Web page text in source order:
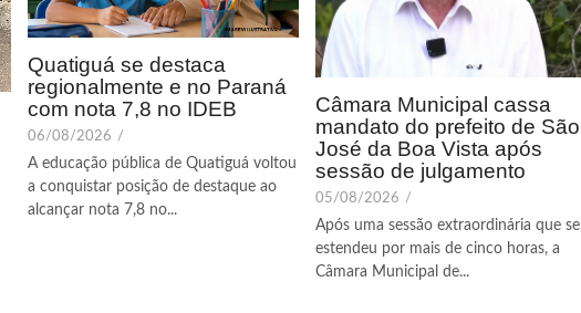
Quatiguá se destaca
regionalmente e no Paraná
com nota 7,8 no IDEB
06/08/2026 /
A educação pública de Quatiguá voltou
a conquistar posição de destaque ao
alcançar nota 7,8 no...
Câmara Municipal cassa
mandato do prefeito de São
José da Boa Vista após
sessão de julgamento
05/08/2026 /
Após uma sessão extraordinária que se
estendeu por mais de cinco horas, a
Câmara Municipal de...